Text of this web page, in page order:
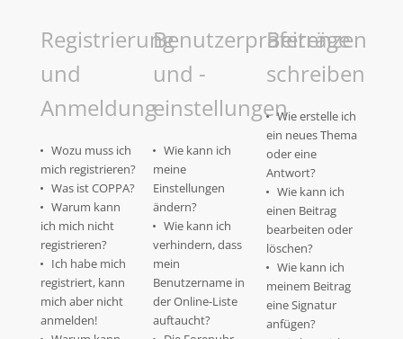
Registrierung
und
Anmeldung
Wozu muss ich
mich registrieren?
Was ist COPPA?
Warum kann
ich mich nicht
registrieren?
Ich habe mich
registriert, kann
mich aber nicht
anmelden!
Benutzerpräferenzen
und -
einstellungen
Wie kann ich
meine
Einstellungen
ändern?
Wie kann ich
verhindern, dass
mein
Benutzername in
der Online-Liste
auftaucht?
Beiträge
schreiben
Wie erstelle ich
ein neues Thema
oder eine
Antwort?
Wie kann ich
einen Beitrag
bearbeiten oder
löschen?
Wie kann ich
meinem Beitrag
eine Signatur
anfügen?